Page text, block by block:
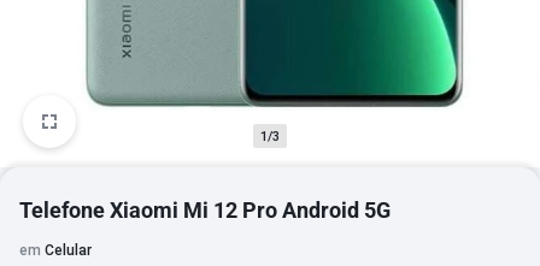
1/3
Telefone Xiaomi Mi 12 Pro Android 5G
em Celular